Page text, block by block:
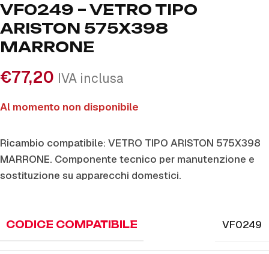
VF0249 – VETRO TIPO
ARISTON 575X398
MARRONE
€77,20 IVA inclusa
Al momento non disponibile
Ricambio compatibile: VETRO TIPO ARISTON 575X398
MARRONE. Componente tecnico per manutenzione e
sostituzione su apparecchi domestici.
CODICE COMPATIBILE VF0249